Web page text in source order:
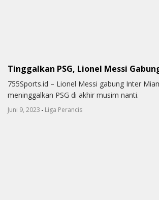
Tinggalkan PSG, Lionel Messi
755Sports.id – Lionel Messi gabung Inter
meninggalkan PSG di akhir musim nanti.
Juni 9, 2023 - Liga Perancis